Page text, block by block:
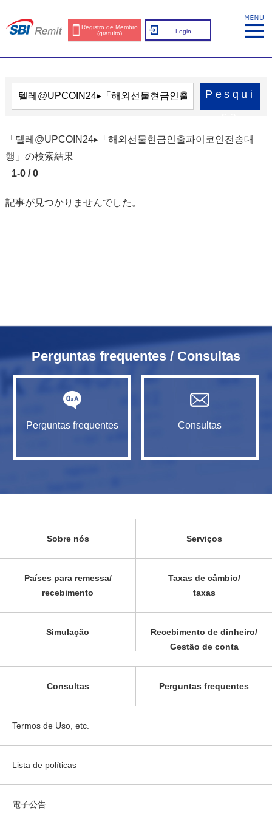
Registro de Membro
(gratuito)
Login
Pesqui
「텔레@UPCOIN24▸「해외선물현금인출파이코인전송대
행」の検索結果
1-0 / 0
記事が見つかりませんでした。
Perguntas frequentes / Consultas
Perguntas frequentes Consultas
Sobre nós Serviços
Países para remessa/
recebimento
Taxas de câmbio/
taxas
Simulação
Recebimento de dinheiro/
Gestão de conta
Consultas Perguntas frequentes
Termos de Uso, etc.
Lista de políticas
電子公告